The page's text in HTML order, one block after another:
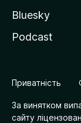
Bluesky
Podcast
Приватність
За винятком
сайту